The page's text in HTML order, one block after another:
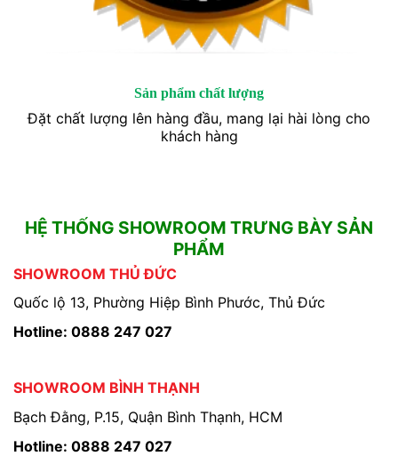
Sản phẩm chất lượng
Đặt chất lượng lên hàng đầu, mang lại hài lòng cho
khách hàng
HỆ THỐNG SHOWROOM TRƯNG BÀY SẢN
PHẨM
SHOWROOM THỦ ĐỨC
Quốc lộ 13, Phường Hiệp Bình Phước, Thủ Đức
Hotline: 0888 247 027
SHOWROOM BÌNH THẠNH
Bạch Đằng, P.15, Quận Bình Thạnh, HCM
Hotline: 0888 247 027